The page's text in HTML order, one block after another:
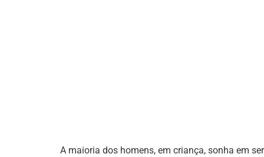
A maioria dos homens, em criança, sonha em